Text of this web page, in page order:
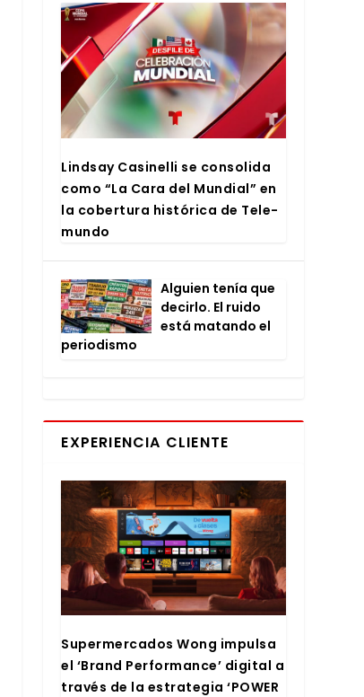
Lind­say Casi­ne­lli se con­so­li­da
como “La Cara del Mun­dial” en
la cober­tu­ra his­tó­ri­ca de Tele­
mun­do
Alguien tenía que
decir­lo. El rui­do
está matan­do el
perio­dis­mo
EXPERIENCIA CLIENTE
Super­mer­ca­dos Wong impul­sa
el ‘Brand Per­for­man­ce’ digi­tal a
tra­vés de la estra­te­gia ‘POWER